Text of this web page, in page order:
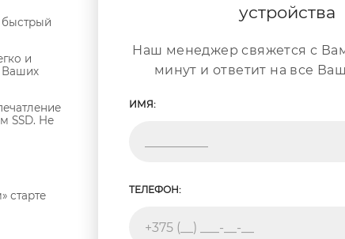
быстрый
и
Ваших
SSD. Не
старте
устройства
Наш менеджер свяжется с
минут и ответит на все
ИМЯ:
ТЕЛЕФОН: